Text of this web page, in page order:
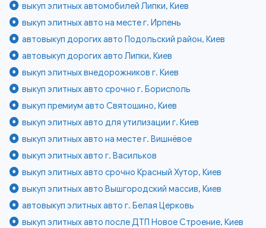
выкуп элитных автомобилей Липки, Киев
выкуп элитных авто на месте г. Ирпень
автовыкуп дорогих авто Подольский район, Киев
автовыкуп дорогих авто Липки, Киев
выкуп элитных внедорожников г. Киев
выкуп элитных авто срочно г. Борисполь
выкуп премиум авто Святошино, Киев
выкуп элитных авто для утилизации г. Киев
выкуп элитных авто на месте г. Вишнёвое
выкуп элитных авто г. Васильков
выкуп элитных авто срочно Красный Хутор, Киев
выкуп элитных авто Вышгородский массив, Киев
автовыкуп элитных авто г. Белая Церковь
выкуп элитных авто после ДТП Новое Строение, Киев